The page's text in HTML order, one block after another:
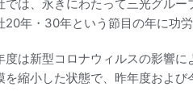
では、永きにわたって三光グルー
20年・30年という節目の年に功
度は新型コロナウィルスの影響
を縮小した状態で、昨年度および